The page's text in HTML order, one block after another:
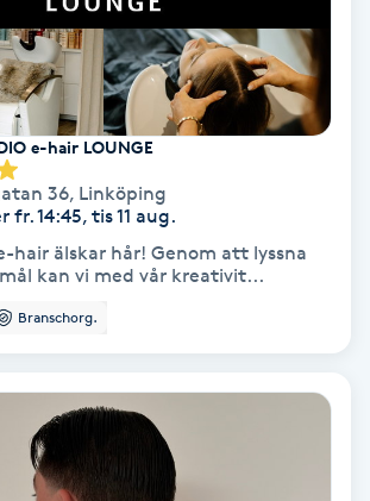
e-hair LOUNGE
36, Linköping
fr. 14:45, tis 11 aug.
hair älskar hår! Genom att lyssna
kan vi med vår kreativit...
Branschorg.